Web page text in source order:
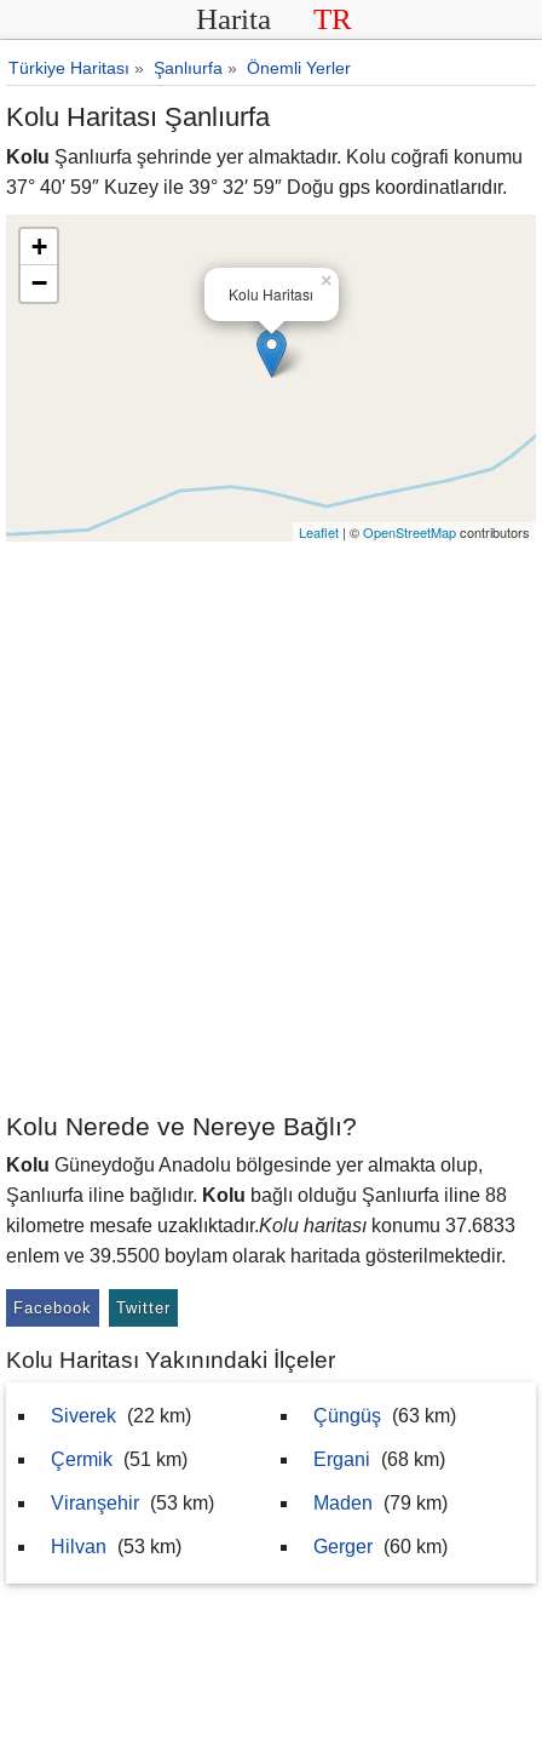
Harita TR
Türkiye Haritası » Şanlıurfa » Önemli Yerler
Kolu Haritası Şanlıurfa
Kolu Şanlıurfa şehrinde yer almaktadır. Kolu coğrafi konumu
37° 40′ 59″ Kuzey ile 39° 32′ 59″ Doğu gps koordinatlarıdır.
Kolu Haritası
×
+
−
Leaflet | ©OpenStreetMapcontributors
Kolu Nerede ve Nereye Bağlı?
Kolu Güneydoğu Anadolu bölgesinde yer almakta olup,
Şanlıurfa iline bağlıdır. Kolu bağlı olduğu Şanlıurfa iline 88
kilometre mesafe uzaklıktadır.Kolu haritası konumu 37.6833
enlem ve 39.5500 boylam olarak haritada gösterilmektedir.
Facebook Twitter
Kolu Haritası Yakınındaki İlçeler
Siverek (22 km)
Çermik (51 km)
Viranşehir (53 km)
Hilvan (53 km)
Çüngüş (63 km)
Ergani (68 km)
Maden (79 km)
Gerger (60 km)